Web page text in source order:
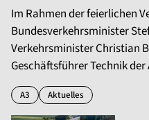
Im Rahmen der feierlichen
Bundesverkehrsminister
Verkehrsminister Christian
Geschäftsführer Technik
A3 Aktuelles